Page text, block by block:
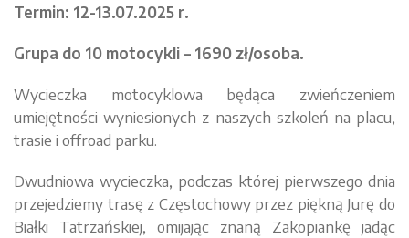
Termin: 12-13.07.2025 r.
Grupa do 10 motocykli – 1690 zł/osoba.
Wycieczka motocyklowa będąca zwieńczeniem
umiejętności wyniesionych z naszych szkoleń na placu,
trasie i offroad parku.
Dwudniowa wycieczka, podczas której pierwszego dnia
przejedziemy trasę z Częstochowy przez piękną Jurę do
Białki Tatrzańskiej, omijając znaną Zakopiankę jadąc